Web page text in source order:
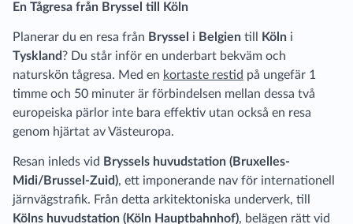
En Tågresa från Bryssel till Köln
Planerar du en resa från Bryssel i Belgien till Köln i
Tyskland? Du står inför en underbart bekväm och
naturskön tågresa. Med en kortaste restid på ungefär 1
timme och 50 minuter är förbindelsen mellan dessa två
europeiska pärlor inte bara effektiv utan också en resa
genom hjärtat av Västeuropa.
Resan inleds vid Bryssels huvudstation (Bruxelles-
Midi/Brussel-Zuid), ett imponerande nav för internationell
järnvägstrafik. Från detta arkitektoniska underverk, till
Kölns huvudstation (Köln Hauptbahnhof), belägen rätt vid